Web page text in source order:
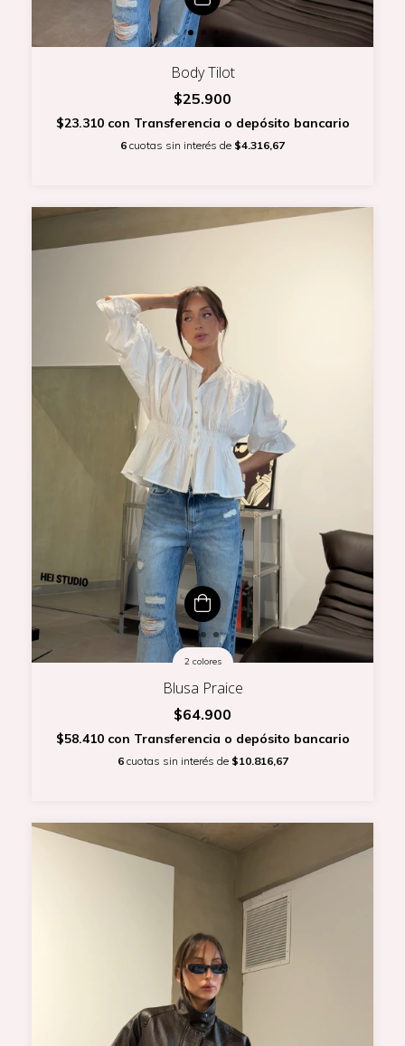
Body Tilot
$25.900
$23.310 con Transferencia o depósito bancario
6 cuotas sin interés de $4.316,67
2 colores
Blusa Praice
$64.900
$58.410 con Transferencia o depósito bancario
6 cuotas sin interés de $10.816,67